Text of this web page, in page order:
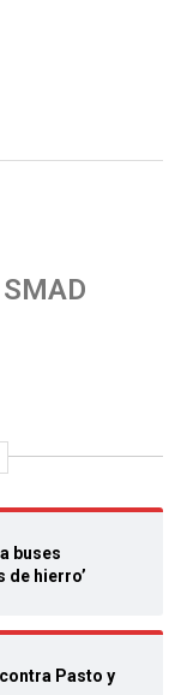
buses
de hierro’
Pasto y